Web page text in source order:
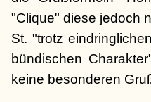
"Clique" diese jedoch
St. "trotz
bündischen
keine besonderen